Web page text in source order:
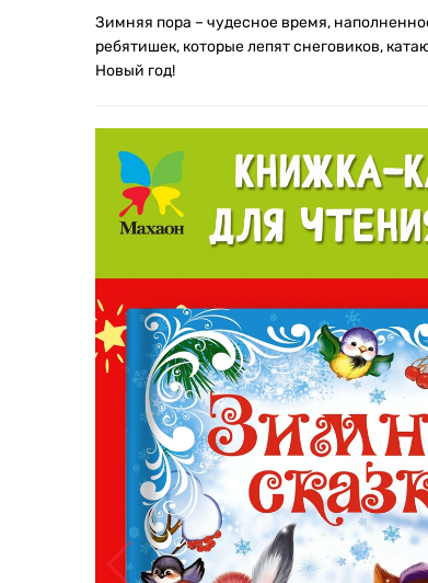
Зимняя пора – чудесное время,
ребятишек, которые лепят снеговиков,
Новый год!